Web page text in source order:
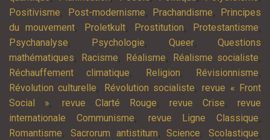
Positivisme, Post-modernisme, Prachandisme,
Principes
du mouvement, Proletkult, Prostitution, Protestantisme,
Psychanalyse, Psychologie, Queer,Questions
mathématiques, Racisme, Réalisme, Réalisme socialiste,
Réchauffement climatique, Religion, Révisionnisme,
Révolution culturelle, Révolution socialiste,revue « Front
Social », revue Clarté Rouge, revue Crise, revue
internationale Communisme, revue Ligne Classique,
Romantisme,Sacrorum antistitum, Science, Scolastique,